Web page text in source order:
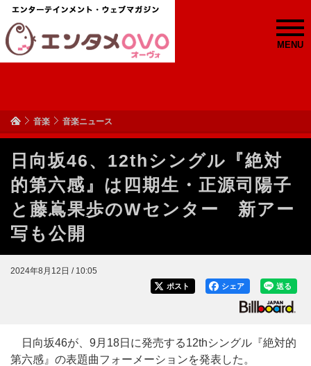
MENU
音楽 音楽ニュース
日向坂46、12thシングル『絶対
的第六感』は四期生・正源司陽子
と藤嶌果歩のWセンター 新アー
写も公開
2024年8月12日 / 10:05
送る
シェア
ポスト
日向坂46が、9月18日に発売する12thシングル『絶対的
第六感』の表題曲フォーメーションを発表した。